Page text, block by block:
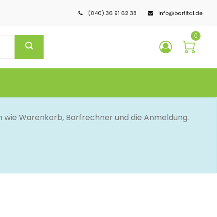
(040) 36 91 62 38 info@barfital.de
0
Warenkorb, Barfrechner und die Anmeldung.